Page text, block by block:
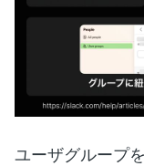
ユーザグループ